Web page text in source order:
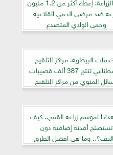
ضد مرضى الحمي القلاعية
وحمى الوادي المتصدع
البيطرية: مراكز التلقيح
الاصطناعي تنتج 387 ألف قصيبات
المنوي من مراكز التلقيح
الاصطناعي خلال 10 أشهر
لموسم زراعة القمح.. كيف
تستصلح أفدنة إضافية دون
وما هى افضل الطرق
الزراعية؟